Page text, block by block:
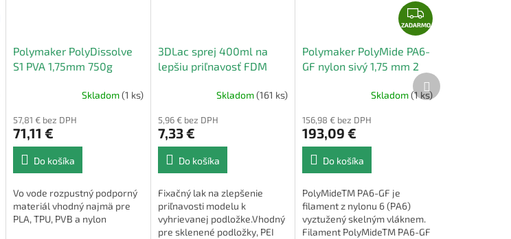
Polymaker PolyDissolve
S1 PVA 1,75mm 750g
Skladom(1 ks)
57,81 € bez DPH
71,11 €
Do košíka
Vo vode rozpustný podporný
materiál vhodný najmä pre
PLA, TPU, PVB a nylon
3DLac sprej 400ml na
lepšiu priľnavosť FDM
Skladom(161 ks)
5,96 € bez DPH
7,33 €
Do košíka
Fixačný lak na zlepšenie
priľnavosti modelu k
vyhrievanej podložke.Vhodný
pre sklenené podložky, PEI
Z
A
D
R
M
ZADARMO
Polymaker PolyMide PA6-
GF nylon sivý 1,75 mm 2
Skladom(1 ks)
156,98 € bez DPH
193,09 €
Do košíka
PolyMideTM PA6-GF je
filament z nylonu 6 (PA6)
vyztužený skelným vláknem.
Filament PolyMideTM PA6-GF
Ďalší
produkt